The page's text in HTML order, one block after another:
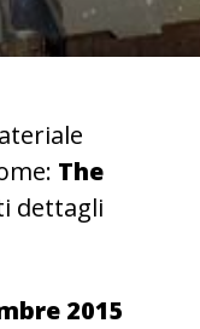
The
dettagli
2015